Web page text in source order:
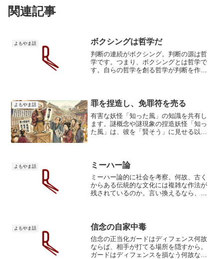
関連記事
よもやま話 ボクシングは哲学だ
判断の連続がボクシング。判断の源は哲
学です。つまり、ボクシングとは哲学で
す。自らの哲学を創る哲学が判断を作る
に、それを自己自身の問題...
よもやま話 罪を捏造し、免罪符を売る
有害な妖怪「知った風」の知識を共有し
ます。謎概念や謎現象の捏造妖怪「知っ
た風」は、彼を「賢そう」に見せる以外
グ」「距離感」という概念。...
よもやま話 ミーハー論
ミーハー論的に社会を考察。何故、古く
からある伝統的な文化には複雑な作法が
残されているのか。言い換えるなら、何
っていますか？今もあり...
よもやま話 信念の自家中毒
信念の正当化ガードはディフェンス何故
ならば、相手が打てる場所を隠すから。
ガードはディフェンスを損なう何故なら